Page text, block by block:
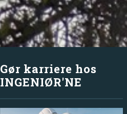
Gør karriere hos
INGENIØR'NE